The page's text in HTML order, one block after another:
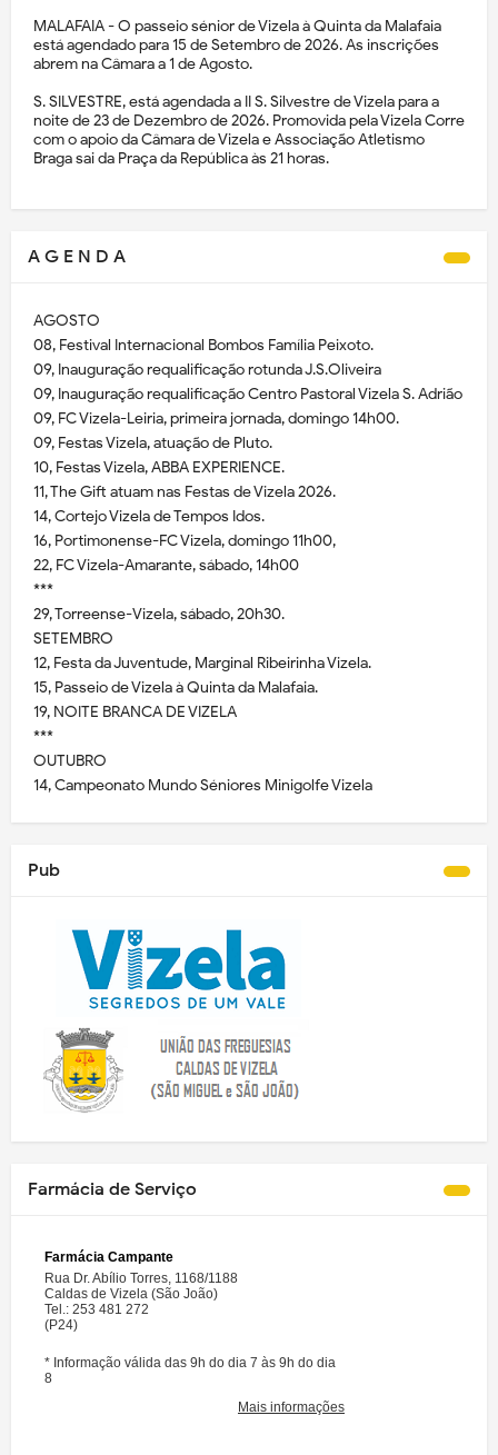
MALAFAIA - O passeio sénior de Vizela à Quinta da Malafaia
está agendado para 15 de Setembro de 2026. As inscrições
abrem na Câmara a 1 de Agosto.
S. SILVESTRE, está agendada a II S. Silvestre de Vizela para a
noite de 23 de Dezembro de 2026. Promovida pela Vizela Corre
com o apoio da Câmara de Vizela e Associação Atletismo
Braga sai da Praça da República às 21 horas.
A G E N D A
AGOSTO
08, Festival Internacional Bombos Família Peixoto.
09, Inauguração requalificação rotunda J.S.Oliveira
09, Inauguração requalificação Centro Pastoral Vizela S. Adrião
09, FC Vizela-Leiria, primeira jornada, domingo 14h00.
09, Festas Vizela, atuação de Pluto.
10, Festas Vizela, ABBA EXPERIENCE.
11, The Gift atuam nas Festas de Vizela 2026.
14, Cortejo Vizela de Tempos Idos.
16, Portimonense-FC Vizela, domingo 11h00,
22, FC Vizela-Amarante, sábado, 14h00
***
29, Torreense-Vizela, sábado, 20h30.
SETEMBRO
12, Festa da Juventude, Marginal Ribeirinha Vizela.
15, Passeio de Vizela à Quinta da Malafaia.
19, NOITE BRANCA DE VIZELA
***
OUTUBRO
14, Campeonato Mundo Séniores Minigolfe Vizela
Pub
Farmácia de Serviço